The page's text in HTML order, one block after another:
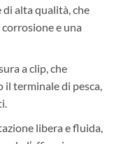
di alta qualità, che
e una
a clip, che
il terminale di pesca,
libera e fluida,